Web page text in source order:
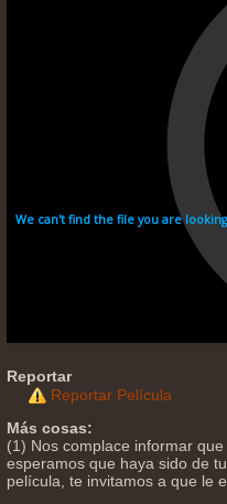
Reportar
Reportar Película
Más cosas:
(1) Nos complace informar
esperamos que haya sido de
película, te invitamos a que le